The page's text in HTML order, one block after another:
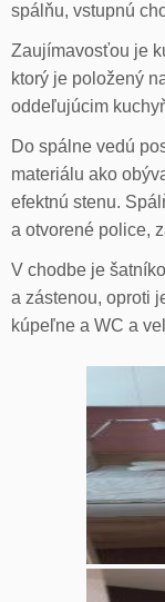
spálňu, vstupnú
Zaujímavosťou je
ktorý je položený
oddeľujúcim
Do spálne vedú
materiálu ako
efektnú stenu.
a otvorené police,
V chodbe je
a zástenou, oproti
kúpeľne a WC a